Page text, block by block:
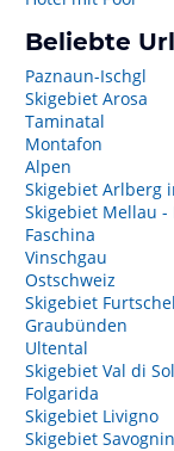
Beliebte
Paznaun-Ischgl
Skigebiet Arosa
Taminatal
Montafon
Alpen
Skigebiet Arlberg
Skigebiet Mellau -
Faschina
Vinschgau
Ostschweiz
Skigebiet
Graubünden
Ultental
Skigebiet Val di
Folgarida
Skigebiet Livigno
Skigebiet Savognin